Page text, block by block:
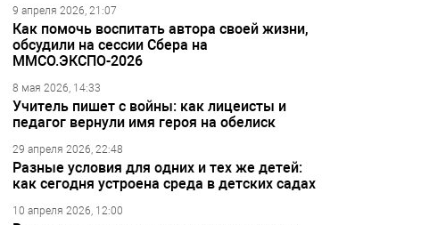
9 апреля 2026, 21:07
Как помочь воспитать автора своей жизни,
обсудили на сессии Сбера на
ММСО.ЭКСПО-2026
8 мая 2026, 14:33
Учитель пишет с войны: как лицеисты и
педагог вернули имя героя на обелиск
29 апреля 2026, 22:48
Разные условия для одних и тех же детей:
как сегодня устроена среда в детских садах
10 апреля 2026, 12:00